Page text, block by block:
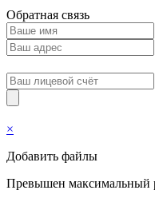
Обратная связь
×
Добавить файлы
Превышен максимальный